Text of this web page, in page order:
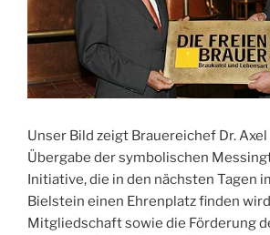
Unser Bild zeigt Brauereichef Dr. Axel
Übergabe der symbolischen
Initiative, die in den nächsten Tagen
Bielstein einen Ehrenplatz finden
Mitgliedschaft sowie die Förderung